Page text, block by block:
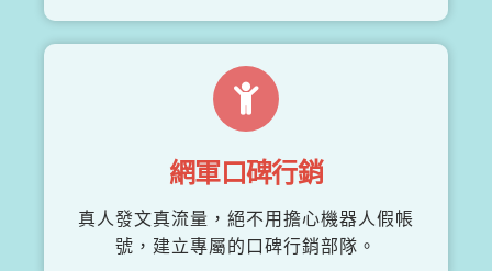
網軍口碑行銷
真人發文真流量，絕不用擔心機器人假帳
號，建立專屬的口碑行銷部隊。